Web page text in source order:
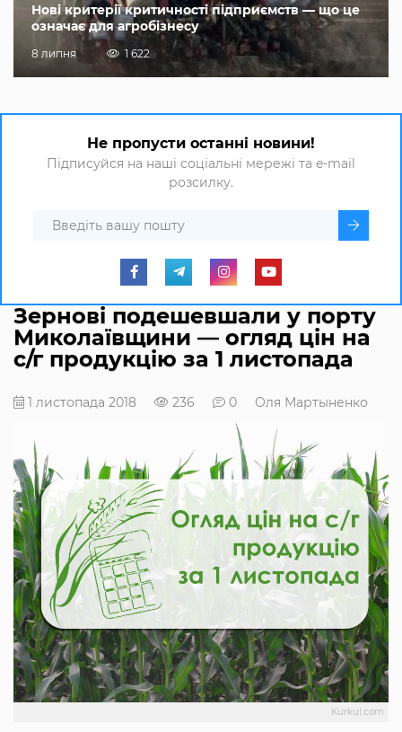
Нові критерії критичності підприємств — що це
означає для агробізнесу
8 липня 1 622
Не пропусти останні новини!
Підписуйся на наші соціальні мережі та e-mail
розсилку.
Зернові подешевшали у порту
Миколаївщини — огляд цін на
с/г продукцію за 1 листопада
1 листопада 2018 236 0 Оля Мартыненко
Kurkul.com